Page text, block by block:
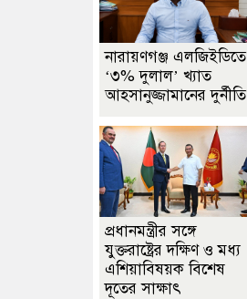
নারায়ণগঞ্জ এলজিইডিতে
‘৩% দুলাল’ খ্যাত
আহসানুজ্জামানের দুর্নীতি
প্রধানমন্ত্রীর সঙ্গে
যুক্তরাষ্ট্রের দক্ষিণ ও মধ্য
এশিয়াবিষয়ক বিশেষ
দূতের সাক্ষাৎ